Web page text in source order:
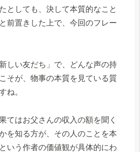
としても、決して本質的なこと
前置きした上で、今回のフレー
しい友だち」で、どんな声の持
そが、物事の本質を見ている質
ね。
てはお父さんの収入の額を聞く
を知る方が、その人のことを本
いう作者の価値観が具体的にわ